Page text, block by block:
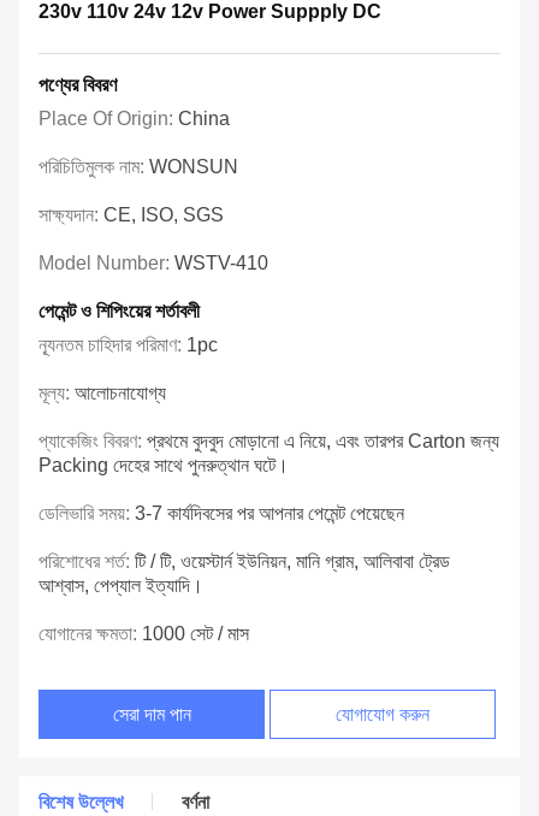
230v 110v 24v 12v Power Suppply DC
পণ্যের বিবরণ
Place Of Origin: China
পরিচিতিমুলক নাম: WONSUN
সাক্ষ্যদান: CE, ISO, SGS
Model Number: WSTV-410
পেমেন্ট ও শিপিংয়ের শর্তাবলী
ন্যূনতম চাহিদার পরিমাণ: 1pc
মূল্য: আলোচনাযোগ্য
প্যাকেজিং বিবরণ: প্রথমে বুদবুদ মোড়ানো এ নিয়ে, এবং তারপর Carton জন্য
Packing দেহের সাথে পুনরুত্থান ঘটে।
ডেলিভারি সময়: 3-7 কার্যদিবসের পর আপনার পেমেন্ট পেয়েছেন
পরিশোধের শর্ত: টি / টি, ওয়েস্টার্ন ইউনিয়ন, মানি গ্রাম, আলিবাবা ট্রেড
আশ্বাস, পেপ্যাল ​​ইত্যাদি।
যোগানের ক্ষমতা: 1000 সেট / মাস
সেরা দাম পান যোগাযোগ করুন
বিশেষ উল্লেখ বর্ণনা